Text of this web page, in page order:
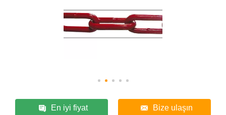
En iyi fiyat Bize ulaşın